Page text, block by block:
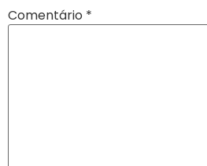
Comentário *